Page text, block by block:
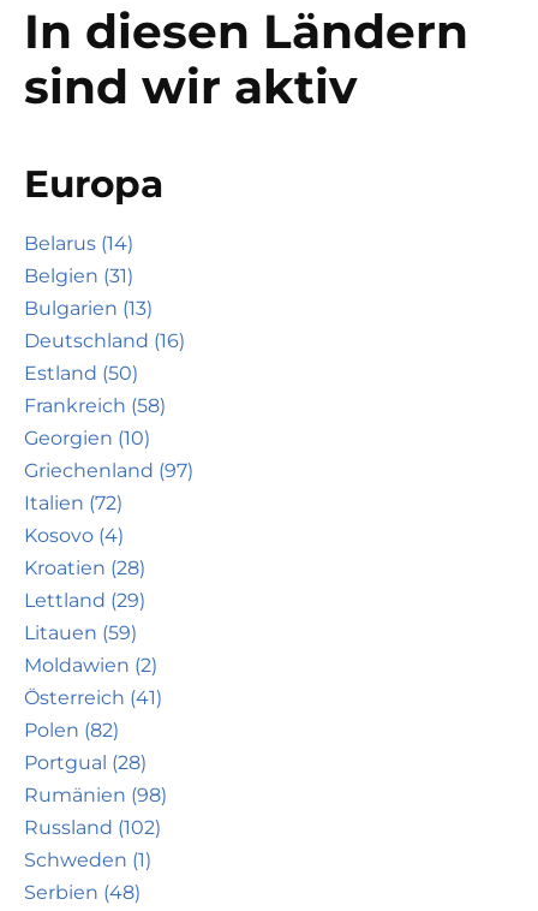
In diesen Ländern
sind wir aktiv
Europa
Belarus (14)
Belgien (31)
Bulgarien (13)
Deutschland (16)
Estland (50)
Frankreich (58)
Georgien (10)
Griechenland (97)
Italien (72)
Kosovo (4)
Kroatien (28)
Lettland (29)
Litauen (59)
Moldawien (2)
Österreich (41)
Polen (82)
Portgual (28)
Rumänien (98)
Russland (102)
Schweden (1)
Serbien (48)